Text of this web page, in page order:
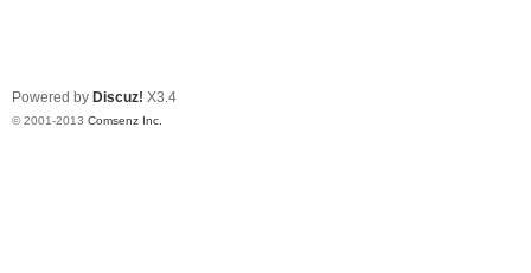
Powered by Discuz! X3.4
© 2001-2013 Comsenz Inc.